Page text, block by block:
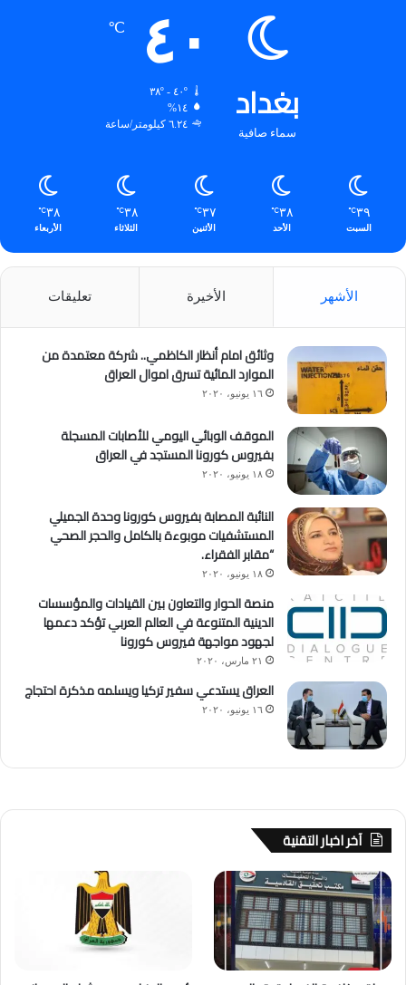
بغداد
سماء صافية
٤٠ ℃
٤٠º - ٣٨º
١٤%
٦.٢٤ كيلومتر/ساعة
٣٩℃
السبت
٣٨℃
الأحد
٣٧℃
الأثنين
٣٨℃
الثلاثاء
٣٨℃
الأربعاء
الأشهر الأخيرة تعليقات
وثائق امام أنظار الكاظمي.. شركة معتمدة من
الموارد المائية تسرق اموال العراق
١٦ يونيو، ٢٠٢٠
الموقف الوبائي اليومي للأصابات المسجلة
بفيروس كورونا المستجد في العراق
١٨ يونيو، ٢٠٢٠
النائبة المصابة بفيروس كورونا وحدة الجميلي
المستشفيات موبوءة بالكامل والحجر الصحي
“مقابر الفقراء.
١٨ يونيو، ٢٠٢٠
منصة الحوار والتعاون بين القيادات والمؤسسات
الدينية المتنوعة في العالم العربي تؤكد دعمها
لجهود مواجهة فيروس كورونا
٢١ مارس، ٢٠٢٠
العراق يستدعي سفير تركيا ويسلمه مذكرة احتجاج
١٦ يونيو، ٢٠٢٠
آخر اخبار التقنية